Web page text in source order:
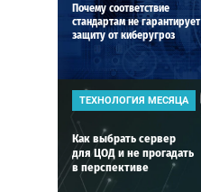
Почему соответствие
стандартам не гарантирует
защиту от киберугроз
ТЕХНОЛОГИЯ МЕСЯЦА
Как выбрать сервер
для ЦОД и не прогадать
в перспективе